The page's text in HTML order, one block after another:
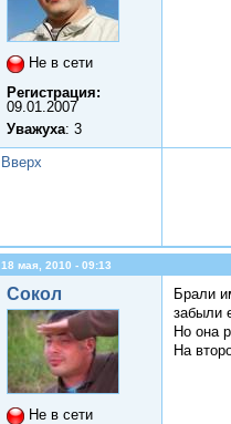
Не в сети
Регистрация:
09.01.2007
Уважуха: 3
Вверх
18 мая, 2010 - 09:13
Сокол
Не в сети
Брали
забыли
Но она
На